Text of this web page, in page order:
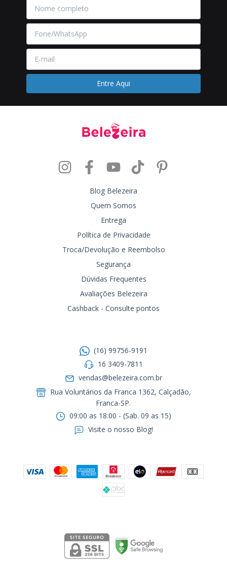
Blog Belezeira
Quem Somos
Entrega
Política de Privacidade
Troca/Devolução e Reembolso
Segurança
Dúvidas Frequentes
Avaliações Belezeira
Cashback - Consulte pontos
(16) 99756-9191
16 3409-7811
vendas@belezeira.com.br
Rua Voluntários da Franca 1362, Calçadão,
Franca-SP.ㅤㅤㅤㅤㅤㅤㅤㅤㅤㅤㅤ
09:00 as 18:00 - (Sab. 09 as 15)
Visite o nosso Blog!